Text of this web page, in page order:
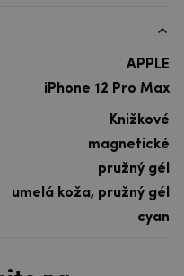
APPLE
iPhone 12 Pro Max
Knižkové
magnetické
pružný gél
umelá koža, pružný gél
cyan